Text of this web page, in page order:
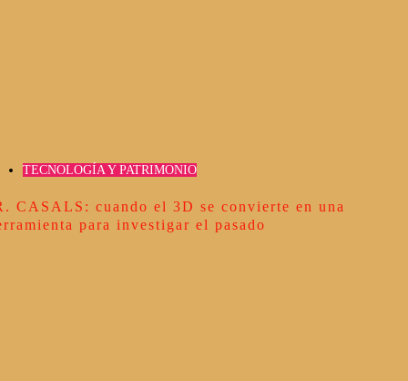
TECNOLOGÍA Y PATRIMONIO
CASALS: cuando el 3D se convierte en una
para investigar el pasado